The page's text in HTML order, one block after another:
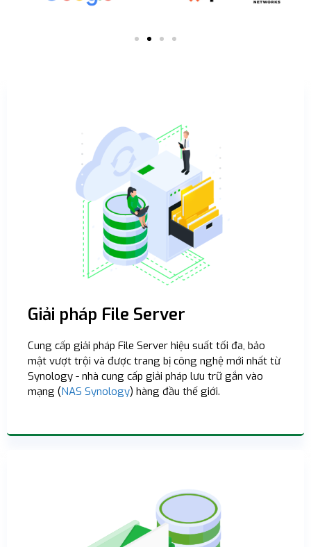
Giải pháp File Server
Cung cấp giải pháp File Server hiệu suất tối đa, bảo
mật vượt trội và được trang bị công nghệ mới nhất từ ​​
Synology - nhà cung cấp giải pháp lưu trữ gắn vào
mạng (NAS Synology) hàng đầu thế giới.